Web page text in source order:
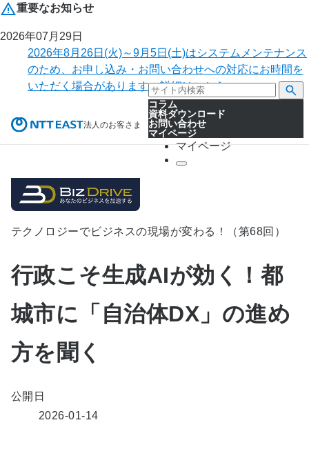
重要なお知らせ
2026年07月29日
2026年8月26日(火)～9月5日(土)はシステムメンテナンス
のため、お申し込み・お問い合わせへの対応にお時間を
いただく場合があります。詳細はこちら。
法人のお客さま
コラム
資料ダウンロード
お問い合わせ
マイページ
マイページ
テクノロジーでビジネスの現場が変わる！（第68回）
行政こそ生成AIが効く！都
城市に「自治体DX」の進め
方を聞く
公開日
2026-01-14